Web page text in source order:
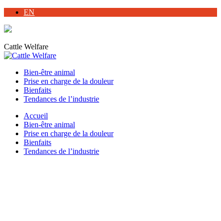
Skip
content
Facebook
opens
new
window
EN
Cattle Welfare
Bien-être animal
Prise en charge de la douleur
Bienfaits
Tendances de l’industrie
Accueil
Bien-être animal
Prise en charge de la douleur
Bienfaits
Tendances de l’industrie